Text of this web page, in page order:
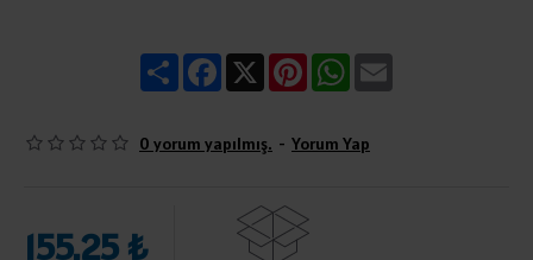
ShareFacebook
X PinterestWhatsApp
0 yorum yapılmış. - Yorum Yap
155,25 ₺